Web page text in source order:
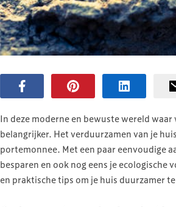
In deze moderne en bewuste wereld
belangrijker. Het verduurzamen van je
portemonnee. Met een paar eenvoudige
besparen en ook nog eens je
en praktische tips om je huis duurzamer